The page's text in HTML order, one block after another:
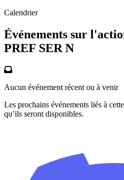
Calendrier
Événements sur
PREF SER N
Aucun événement récent ou à venir
Les prochains événements liés à
qu’ils seront disponibles.